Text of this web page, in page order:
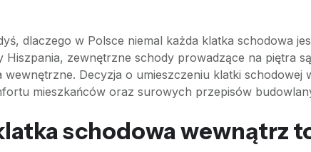
dlaczego w Polsce niemal każda klatka schodowa
Hiszpania, zewnętrzne schody prowadzące na piętra
wewnętrzne. Decyzja o umieszczeniu klatki
mieszkańców oraz surowych przepisów
schodowa wewnątrz